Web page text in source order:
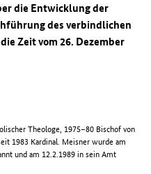
die Entwicklung der
des verbindlichen
Zeit vom 26. Dezember
Theologe, 1975–80 Bischof von
1983 Kardinal. Meisner wurde am
und am 12.2.1989 in sein Amt